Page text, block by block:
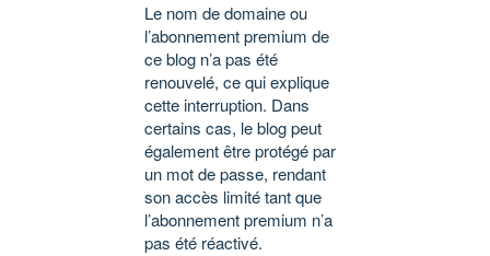
Le nom de domaine ou
l’abonnement premium de
ce blog n’a pas été
renouvelé, ce qui explique
cette interruption. Dans
certains cas, le blog peut
également être protégé par
un mot de passe, rendant
son accès limité tant que
l’abonnement premium n’a
pas été réactivé.